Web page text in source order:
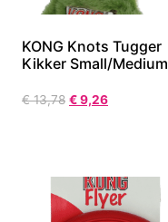
KONG Knots Tugger
Kikker Small/Medium
€13,78 €9,26